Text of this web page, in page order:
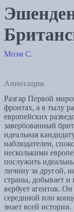
Моэм С.
Аннотация
Разгар Первой
фронтах, а в тылу
европейских
завербованный
идеальная
наблюдателен,
несколькими
послужить
личину за другой,
страны, добывает и
вербует агентов.
серединой или
знает всей истории.